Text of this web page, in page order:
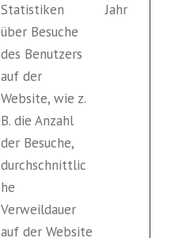
Statistiken
über Besuche
des Benutzers
auf der
Website, wie z.
B. die Anzahl
der Besuche,
durchschnittlic
he
Verweildauer
auf der Website
Jahr